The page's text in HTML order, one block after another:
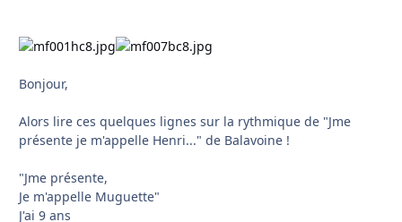
Bonjour,
Alors lire ces quelques lignes sur la rythmique de "Jme
présente je m'appelle Henri..." de Balavoine !
"Jme présente,
Je m'appelle Muguette"
J'ai 9 ans